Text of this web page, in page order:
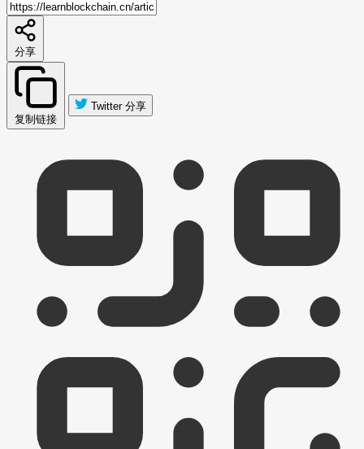
分享
复制链接
Twitter 分享